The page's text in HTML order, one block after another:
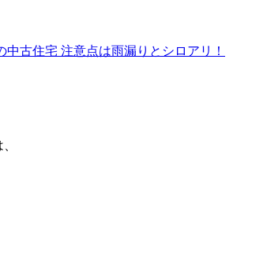
古住宅 注意点は雨漏りとシロアリ！